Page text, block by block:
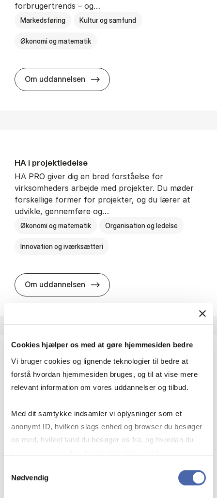
Cookies hjælper os med at gøre hjemmesiden bedre
Vi bruger cookies og lignende teknologier til bedre at
forstå hvordan hjemmesiden bruges, og til at vise mere
relevant information om vores uddannelser og tilbud.
Med dit samtykke indsamler vi oplysninger som et
anonymt ID, hvilken slags enhed og browser du besøger
os med, hvilket land du besøger os fra, og hvordan du
markedsføring. Du bestemmer selv - og kan altid trække
Nødvendig
forbrugertrends – og…
Markedsføring Kultur og samfund
Økonomi og matematik
Om uddannelsen HA i mar­keds- og kul­tu­r­a­na­ly­se
HA i pro­jekt­le­del­se
HA PRO giver dig en bred forståelse for
virksomheders arbejde med projekter. Du møder
forskellige former for projekter, og du lærer at
udvikle, gennemføre og…
Økonomi og matematik Organisation og ledelse
Innovation og iværksætteri
Om uddannelsen HA i pro­jekt­le­del­se
HA(fil.) - erhvervs­økonomi og fi­lo­so­fi
virksomheder møder i vores komplekse verden.
effektivitet og…
Økonomi og matematik Kultur og samfund